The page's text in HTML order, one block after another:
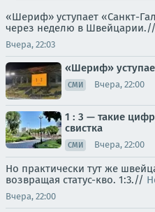
«Шериф» уступает «Санкт-
через неделю в Швейцарии.//
Вчера, 22:03
«Шериф»
СМИ Вчера, 22:00
1 : 3 — такие
свистка
СМИ Вчера, 22:00
Но практически тут же
возвращая статус-кво. 1:3.//
Вчера, 22:00